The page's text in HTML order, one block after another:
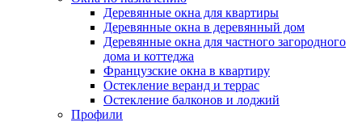
Деревянные окна для квартиры
Деревянные окна в деревянный дом
Деревянные окна для частного загородного
дома и коттеджа
Французские окна в квартиру
Остекление веранд и террас
Остекление балконов и лоджий
Профили